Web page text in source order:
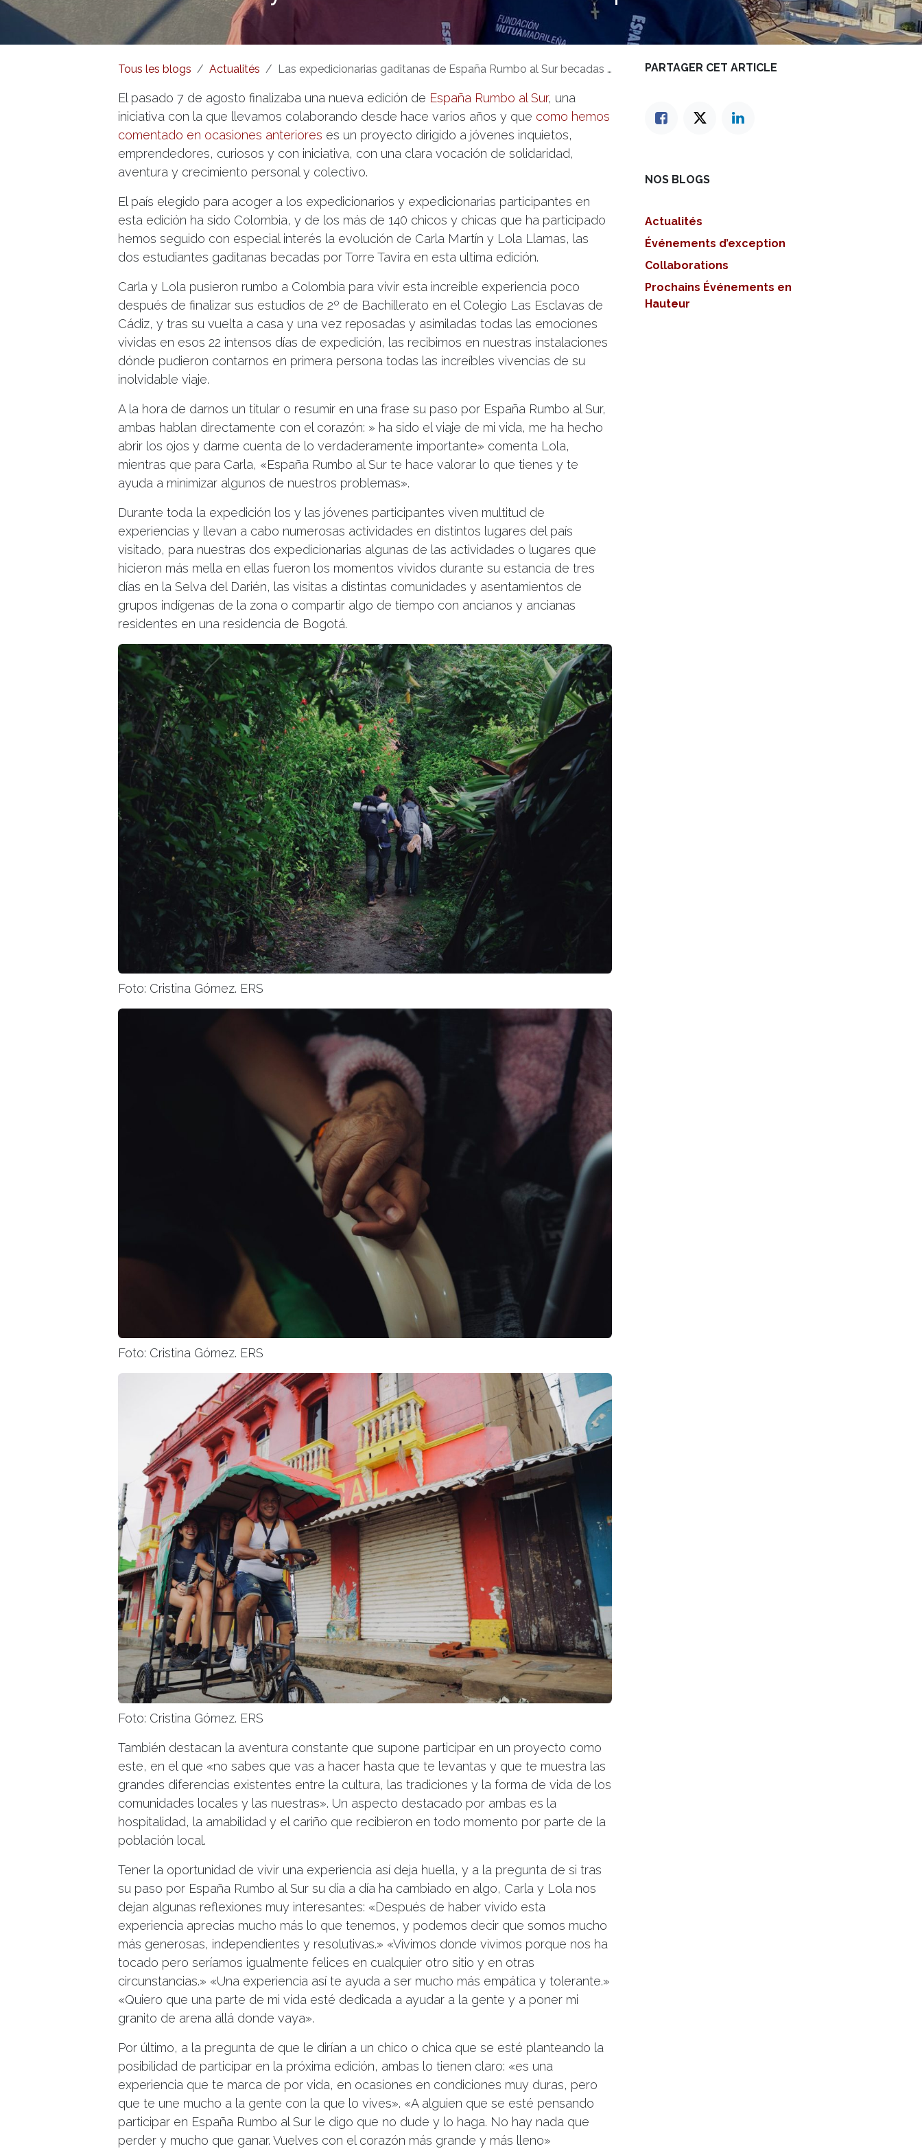
Tous les blogs Actualités Las expedicionarias gaditanas de España Rumbo al Sur becadas por Torre Tavira nos visitan y nos cuentan su experiencia
El pasado 7 de agosto finalizaba una nueva edición de España Rumbo al Sur, una
iniciativa con la que llevamos colaborando desde hace varios años y que como hemos
comentado en ocasiones anteriores es un proyecto dirigido a jóvenes inquietos,
emprendedores, curiosos y con iniciativa, con una clara vocación de solidaridad,
aventura y crecimiento personal y colectivo.
El país elegido para acoger a los expedicionarios y expedicionarias participantes en
esta edición ha sido Colombia, y de los más de 140 chicos y chicas que ha participado
hemos seguido con especial interés la evolución de Carla Martín y Lola Llamas, las
dos estudiantes gaditanas becadas por Torre Tavira en esta ultima edición.
Carla y Lola pusieron rumbo a Colombia para vivir esta increíble experiencia poco
después de finalizar sus estudios de 2º de Bachillerato en el Colegio Las Esclavas de
Cádiz, y tras su vuelta a casa y una vez reposadas y asimiladas todas las emociones
vividas en esos 22 intensos días de expedición, las recibimos en nuestras instalaciones
dónde pudieron contarnos en primera persona todas las increíbles vivencias de su
inolvidable viaje.
A la hora de darnos un titular o resumir en una frase su paso por España Rumbo al Sur,
ambas hablan directamente con el corazón: » ha sido el viaje de mi vida, me ha hecho
abrir los ojos y darme cuenta de lo verdaderamente importante» comenta Lola,
mientras que para Carla, «España Rumbo al Sur te hace valorar lo que tienes y te
ayuda a minimizar algunos de nuestros problemas».
Durante toda la expedición los y las jóvenes participantes viven multitud de
experiencias y llevan a cabo numerosas actividades en distintos lugares del país
visitado, para nuestras dos expedicionarias algunas de las actividades o lugares que
hicieron más mella en ellas fueron los momentos vividos durante su estancia de tres
días en la Selva del Darién, las visitas a distintas comunidades y asentamientos de
grupos indígenas de la zona o compartir algo de tiempo con ancianos y ancianas
residentes en una residencia de Bogotá.
Foto: Cristina Gómez. ERS
Foto: Cristina Gómez. ERS
Foto: Cristina Gómez. ERS
También destacan la aventura constante que supone participar en un proyecto como
este, en el que «no sabes que vas a hacer hasta que te levantas y que te muestra las
grandes diferencias existentes entre la cultura, las tradiciones y la forma de vida de los
comunidades locales y las nuestras». Un aspecto destacado por ambas es la
hospitalidad, la amabilidad y el cariño que recibieron en todo momento por parte de la
población local.
Tener la oportunidad de vivir una experiencia así deja huella, y a la pregunta de si tras
su paso por España Rumbo al Sur su día a día ha cambiado en algo, Carla y Lola nos
dejan algunas reflexiones muy interesantes: «Después de haber vivido esta
experiencia aprecias mucho más lo que tenemos, y podemos decir que somos mucho
más generosas, independientes y resolutivas.» «Vivimos donde vivimos porque nos ha
tocado pero seríamos igualmente felices en cualquier otro sitio y en otras
circunstancias.» «Una experiencia así te ayuda a ser mucho más empática y tolerante.»
«Quiero que una parte de mi vida esté dedicada a ayudar a la gente y a poner mi
granito de arena allá donde vaya».
Por último, a la pregunta de que le dirían a un chico o chica que se esté planteando la
posibilidad de participar en la próxima edición, ambas lo tienen claro: «es una
experiencia que te marca de por vida, en ocasiones en condiciones muy duras, pero
que te une mucho a la gente con la que lo vives». «A alguien que se esté pensando
participar en España Rumbo al Sur le digo que no dude y lo haga. No hay nada que
perder y mucho que ganar. Vuelves con el corazón más grande y más lleno»
PARTAGER CET ARTICLE
NOS BLOGS
Actualités
Événements d’exception
Collaborations
Prochains Événements en
Hauteur